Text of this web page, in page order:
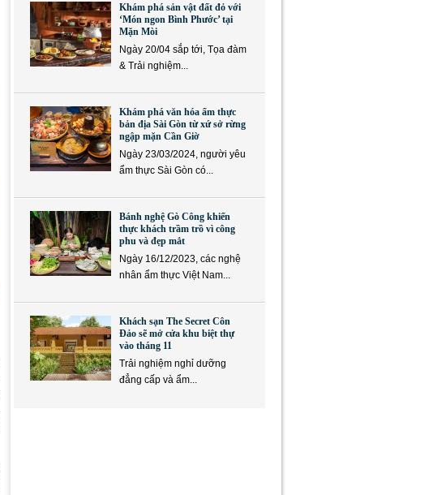
Khám phá sản vật đất đỏ với
‘Món ngon Bình Phước’ tại
Mặn Mòi
Ngày 20/04 sắp tới, Tọa đàm
& Trải nghiệm...
Khám phá văn hóa ẩm thực
bản địa Sài Gòn từ xứ sở rừng
ngập mặn Cần Giờ
Ngày 23/03/2024, người yêu
ẩm thực Sài Gòn có...
Bánh nghệ Gò Công khiến
thực khách trầm trồ vì công
phu và đẹp mắt
Ngày 16/12/2023, các nghệ
nhân ẩm thực Việt Nam...
Khách sạn The Secret Côn
Đảo sẽ mở cửa khu biệt thự
vào tháng 11
Trải nghiệm nghỉ dưỡng
đẳng cấp và ẩm...